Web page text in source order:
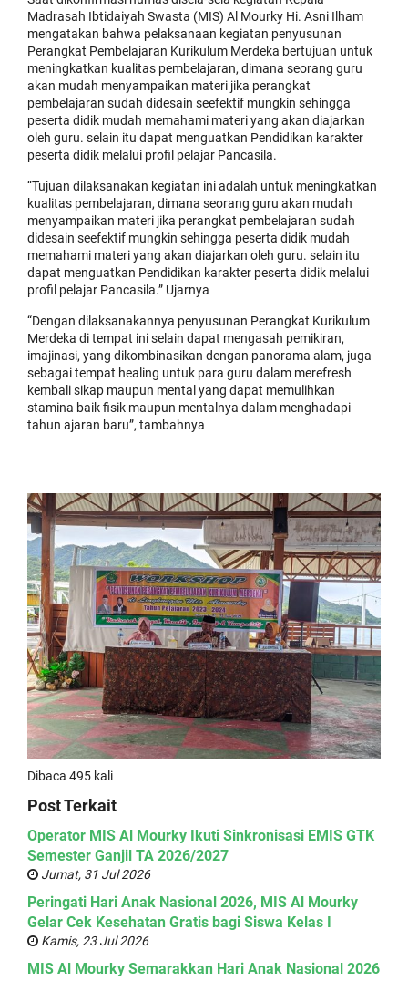
Madrasah Ibtidaiyah Swasta (MIS) Al Mourky Hi. Asni Ilham
mengatakan bahwa pelaksanaan kegiatan penyusunan
Perangkat Pembelajaran Kurikulum Merdeka bertujuan untuk
meningkatkan kualitas pembelajaran, dimana seorang guru
akan mudah menyampaikan materi jika perangkat
pembelajaran sudah didesain seefektif mungkin sehingga
peserta didik mudah memahami materi yang akan diajarkan
oleh guru. selain itu dapat menguatkan Pendidikan karakter
peserta didik melalui profil pelajar Pancasila.
“Tujuan dilaksanakan kegiatan ini adalah untuk meningkatkan
kualitas pembelajaran, dimana seorang guru akan mudah
menyampaikan materi jika perangkat pembelajaran sudah
didesain seefektif mungkin sehingga peserta didik mudah
memahami materi yang akan diajarkan oleh guru. selain itu
dapat menguatkan Pendidikan karakter peserta didik melalui
profil pelajar Pancasila.” Ujarnya
“Dengan dilaksanakannya penyusunan Perangkat Kurikulum
Merdeka di tempat ini selain dapat mengasah pemikiran,
imajinasi, yang dikombinasikan dengan panorama alam, juga
sebagai tempat healing untuk para guru dalam merefresh
kembali sikap maupun mental yang dapat memulihkan
stamina baik fisik maupun mentalnya dalam menghadapi
tahun ajaran baru”, tambahnya
Dibaca 495 kali
Post Terkait
Operator MIS Al Mourky Ikuti Sinkronisasi EMIS GTK
Semester Ganjil TA 2026/2027
Jumat, 31 Jul 2026
Peringati Hari Anak Nasional 2026, MIS Al Mourky
Gelar Cek Kesehatan Gratis bagi Siswa Kelas I
Kamis, 23 Jul 2026
MIS Al Mourky Semarakkan Hari Anak Nasional 2026